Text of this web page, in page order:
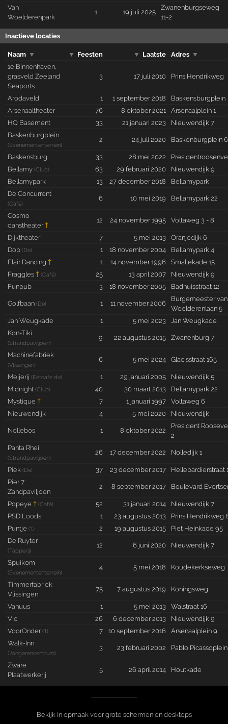
Van
Woelderenpark
1 19 juli 2025
Zwanenburgseweg
11-2
Inactieve locaties
Naam ▼ ▼ Feesten ▼ Laatste Adres ▼
1e Binnenhaven,
grasveld Zeeland
Seaports
3 17 juli 2010 Prins Hendrikweg
Arodaveld 1 1 september 2018
Baskensburgplein
Arsenaaltheater
76 8 oktober 2021
Arsenaalplein 1
HQ Basement
33 21 januari 2023
Nieuwendijk 7
Baskenburgplein
(Evenemententerrein)
2 24 juli 2020 Baskenburgplein 6
Baskensburg 33 28 mei 2022
Bellamy (Club) 63 29 februari 2020
Nieuwendijk 9
Bellamypark
13 27 december 2018
Bellamypark
De Concurrent
(Café)
6 10 mei 2019 Bellamypark 22
Cosmo
danstheater †
12 24 november 1995 Voltaweg 3 - 8
Dijktheater 7 5 mei 2013
Oranjedijk 6
Dop (De) 1 18 november 2004
Bellamypark 4
Flair Dancing † 1 14 november 1996
Smallekade 15
Fraggles † (Café) 25 13 april 2007
Nieuwendijk 9
Funpub
3 18 november 2005 Badhuisstraat 12
Golfbaan (De) 1 11 november 2006
Burgemeester van
Woelderenlaan 5
Jan Weugkade
1 5 mei 2023
Jan Weugkade
Kon-Tiki
(Strandpaviljoen)
9 22 augustus 2015 Zwanenburg 7
Machinefabriek
(Vlissingen)
6 5 mei 2024 Glacisstraat 165
Meijerij (Eetcafé de) 1 29 januari 2005
Nieuwendijk 5
Midnight (Club) 40 30 maart 2013
Bellamypark 22
Mystique † 7 1 januari 1997
Voltaweg 6
Nieuwendijk
4 5 mei 2020 Nieuwendijk
Nollebos 1 8 oktober 2022
President
2
Panta Rhei
(Strandpaviljoen)
26 17 december 2022 Nolledijk 1
Piek (De) 37 23 december 2017
Hellebardierstraat
Pier 7
Zandpaviljoen
2 8 september 2017 Boulevard
Popeye † (Café) 52 31 januari 2014
Nieuwendijk 7
PSD Loods
1 23 augustus 2013
Prins Hendrikweg
Puntje ('t) 2 19 augustus 2015
Piet Heinkade 95
De Ruyter
(Tapperij)
12 6 juni 2020 Nieuwendijk 7
Spuikom
(Evenemententerrein)
4 5 mei 2018 Koudekerkseweg
Timmerfabriek
Vlissingen
75 7 augustus 2019 Koningsweg
Vanuus 1 5 mei 2013
Walstraat 16
Vic
26 6 december 2013
Nieuwendijk 9
VoorOnder ('t) 7 10 september 2016
Arsenaalplein 9
Walk-Inn
(Jongerencentrum)
3 23 februari 2002 Pablo Picassoplein
Zware
Plaatwerkerij
5 26 april 2014 Houtkade
Bekijk in opmaak voor grote schermen en desktops